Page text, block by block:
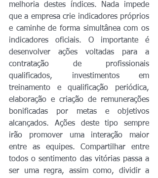
melhoria destes índices. Nada impede
que a empresa crie indicadores próprios
e caminhe de forma simultânea com os
indicadores oficiais. O importante é
desenvolver ações voltadas para a
contratação de profissionais
qualificados, investimentos em
treinamento e qualificação periódica,
elaboração e criação de remunerações
bonificadas por metas e objetivos
alcançados. Ações deste tipo sempre
irão promover uma interação maior
entre as equipes. Compartilhar entre
todos o sentimento das vitórias passa a
ser uma regra, assim como, dividir a